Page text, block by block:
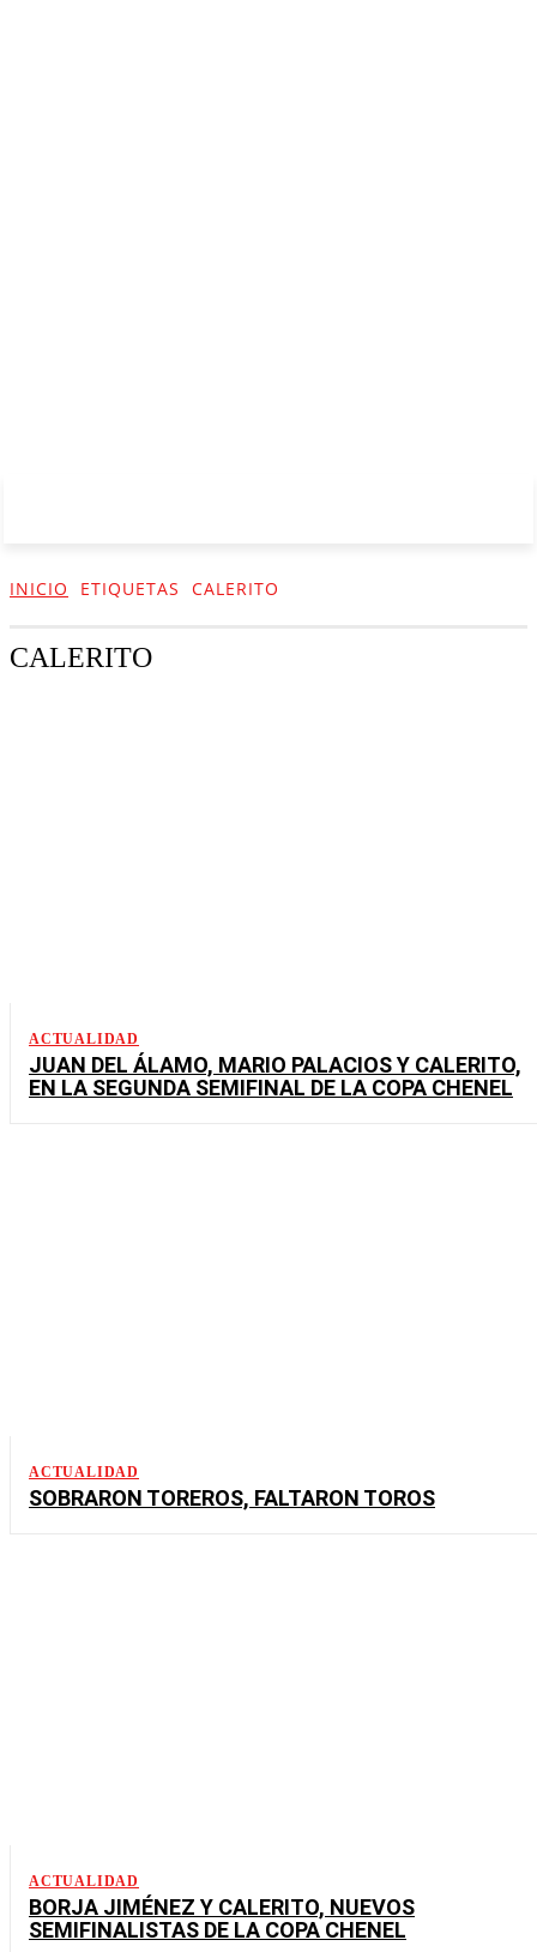
INICIO ETIQUETAS CALERITO
CALERITO
ACTUALIDAD
JUAN DEL ÁLAMO, MARIO PALACIOS Y CALERITO,
EN LA SEGUNDA SEMIFINAL DE LA COPA CHENEL
ACTUALIDAD
SOBRARON TOREROS, FALTARON TOROS
ACTUALIDAD
BORJA JIMÉNEZ Y CALERITO, NUEVOS
SEMIFINALISTAS DE LA COPA CHENEL